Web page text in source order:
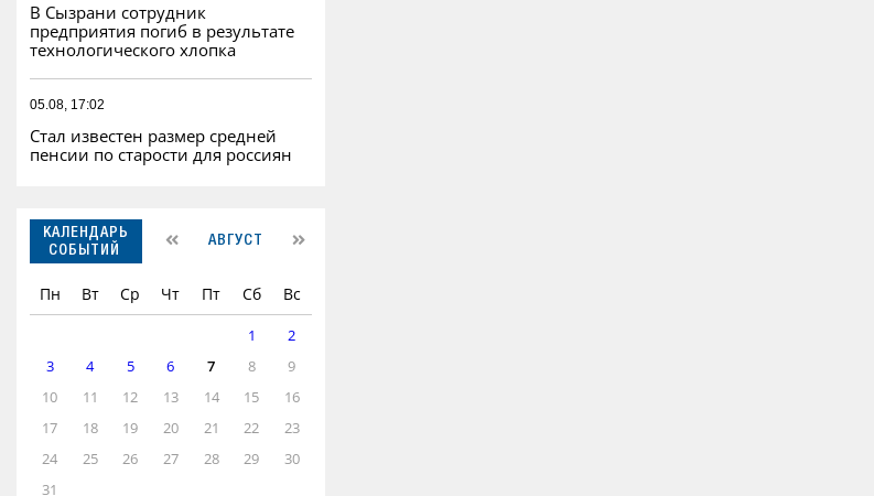
В Сызрани сотрудник
предприятия погиб в результате
технологического хлопка
05.08, 17:02
Стал известен размер средней
пенсии по старости для россиян
КАЛЕНДАРЬ
СОБЫТИЙ
АВГУСТ
Пн Вт Ср Чт Пт Сб Вс
1
2
3
4 5 6 7 8
9
10
11 12 13 14 15
16
17
18 19 20 21 22
23
24
25 26 27 28 29
30
31